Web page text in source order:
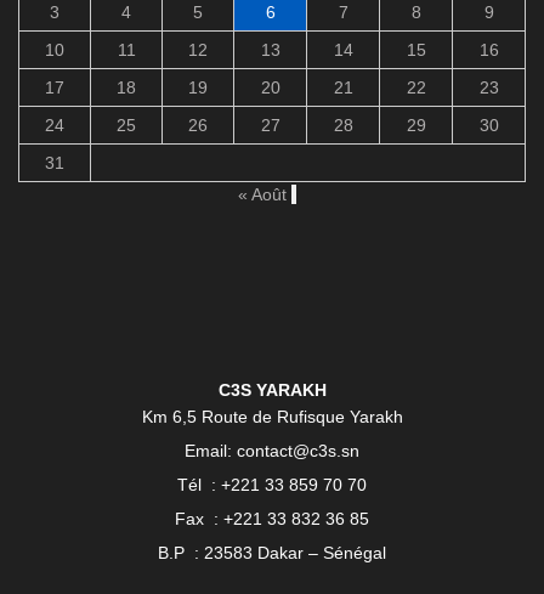
3
4 5 6 7 8
9
10
11 12 13 14 15
16
17
18 19 20 21 22
23
24
25 26 27 28 29
30
31
« Août
C3S YARAKH
Km 6,5 Route de Rufisque Yarakh
Email: contact@c3s.sn
Tél : +221 33 859 70 70
Fax : +221 33 832 36 85
B.P : 23583 Dakar – Sénégal